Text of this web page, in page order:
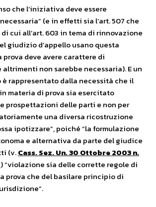
che l’iniziativa deve essere
(e in effetti sia l’art. 507 che
di cui all’art. 603 in tema di rinnovazione
giudizio d’appello usano questa
prova deve avere carattere di
non sarebbe necessaria). E un
rappresentato dalla necessità che il
materia di prova sia esercitato
prospettazioni delle parti e non per
una diversa ricostruzione
ipotizzare”, poiché “la formulazione
e alternativa da parte del giudice
(v.Cass. Sez. Un. 30 Ottobre 2003 n.
) “violazione sia delle corrette regole di
prova che del basilare principio di